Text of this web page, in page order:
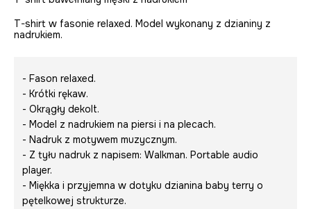
T-shirt w fasonie relaxed. Model wykonany z dzianiny z
nadrukiem.
- Fason relaxed.
- Krótki rękaw.
- Okrągły dekolt.
- Model z nadrukiem na piersi i na plecach.
- Nadruk z motywem muzycznym.
- Z tyłu nadruk z napisem: Walkman. Portable audio
player.
- Miękka i przyjemna w dotyku dzianina baby terry o
pętelkowej strukturze.